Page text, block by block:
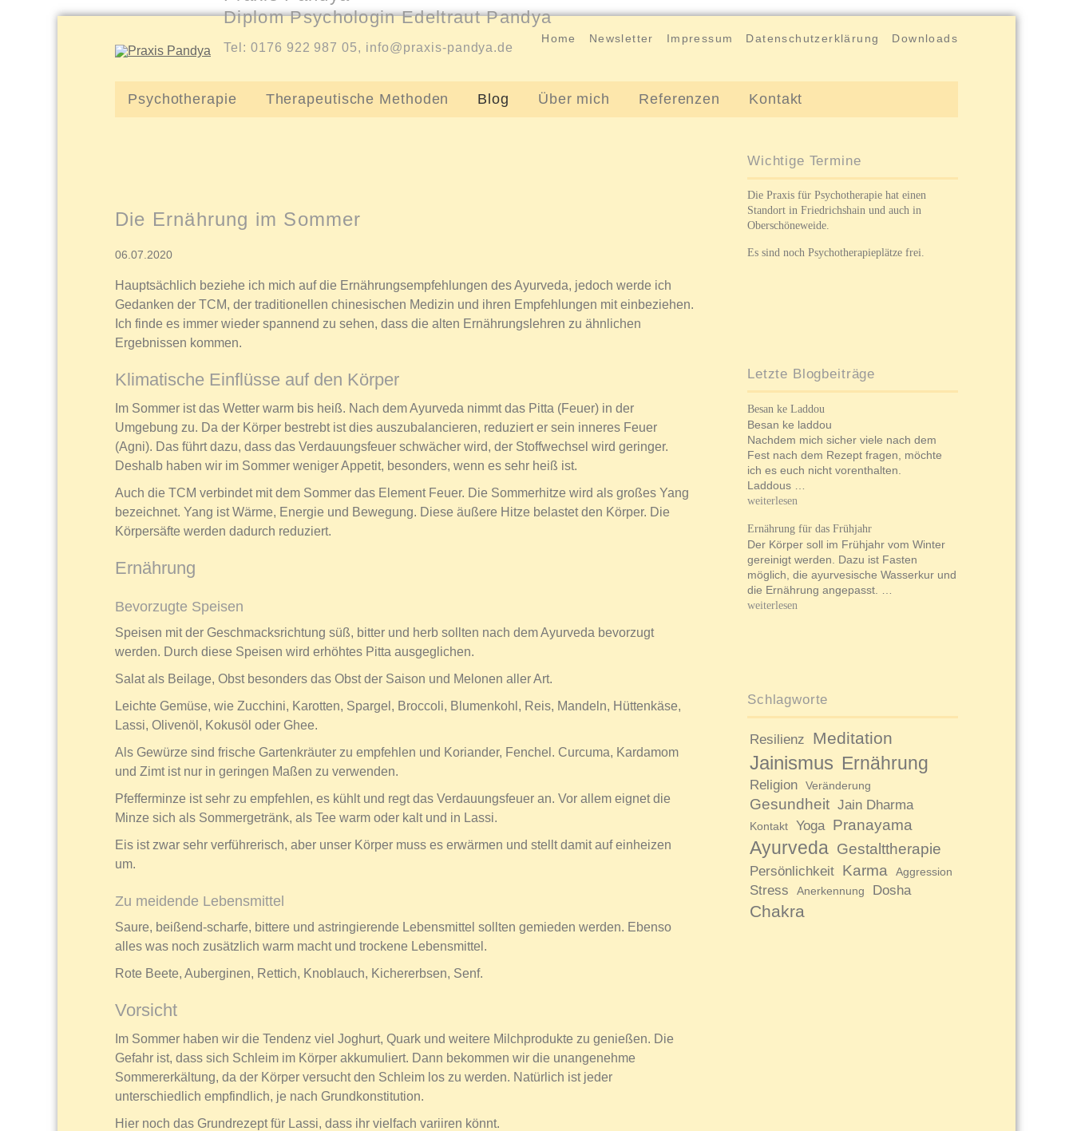
Home Newsletter Impressum Datenschutzerklärung Downloads
Diplom Psychologin Edeltraut Pandya
Tel: 0176 922 987 05, info@praxis-pandya.de
Psychotherapie Therapeutische Methoden Blog Über mich Referenzen Kontakt
Die Ernährung im Sommer
06.07.2020
Hauptsächlich beziehe ich mich auf die Ernährungsempfehlungen des Ayurveda, jedoch werde ich
Gedanken der TCM, der traditionellen chinesischen Medizin und ihren Empfehlungen mit einbeziehen.
Ich finde es immer wieder spannend zu sehen, dass die alten Ernährungslehren zu ähnlichen
Ergebnissen kommen.
Klimatische Einflüsse auf den Körper
Im Sommer ist das Wetter warm bis heiß. Nach dem Ayurveda nimmt das Pitta (Feuer) in der
Umgebung zu. Da der Körper bestrebt ist dies auszubalancieren, reduziert er sein inneres Feuer
(Agni). Das führt dazu, dass das Verdauungsfeuer schwächer wird, der Stoffwechsel wird geringer.
Deshalb haben wir im Sommer weniger Appetit, besonders, wenn es sehr heiß ist.
Auch die TCM verbindet mit dem Sommer das Element Feuer. Die Sommerhitze wird als großes Yang
bezeichnet. Yang ist Wärme, Energie und Bewegung. Diese äußere Hitze belastet den Körper. Die
Körpersäfte werden dadurch reduziert.
Ernährung
Bevorzugte Speisen
Speisen mit der Geschmacksrichtung süß, bitter und herb sollten nach dem Ayurveda bevorzugt
werden. Durch diese Speisen wird erhöhtes Pitta ausgeglichen.
Salat als Beilage, Obst besonders das Obst der Saison und Melonen aller Art.
Leichte Gemüse, wie Zucchini, Karotten, Spargel, Broccoli, Blumenkohl, Reis, Mandeln, Hüttenkäse,
Lassi, Olivenöl, Kokusöl oder Ghee.
Als Gewürze sind frische Gartenkräuter zu empfehlen und Koriander, Fenchel. Curcuma, Kardamom
und Zimt ist nur in geringen Maßen zu verwenden.
Pfefferminze ist sehr zu empfehlen, es kühlt und regt das Verdauungsfeuer an. Vor allem eignet die
Minze sich als Sommergetränk, als Tee warm oder kalt und in Lassi.
Eis ist zwar sehr verführerisch, aber unser Körper muss es erwärmen und stellt damit auf einheizen
um.
Zu meidende Lebensmittel
Saure, beißend-scharfe, bittere und astringierende Lebensmittel sollten gemieden werden. Ebenso
alles was noch zusätzlich warm macht und trockene Lebensmittel.
Rote Beete, Auberginen, Rettich, Knoblauch, Kichererbsen, Senf.
Vorsicht
Im Sommer haben wir die Tendenz viel Joghurt, Quark und weitere Milchprodukte zu genießen. Die
Gefahr ist, dass sich Schleim im Körper akkumuliert. Dann bekommen wir die unangenehme
Sommererkältung, da der Körper versucht den Schleim los zu werden. Natürlich ist jeder
unterschiedlich empfindlich, je nach Grundkonstitution.
Hier noch das Grundrezept für Lassi, dass ihr vielfach variiren könnt.
Wichtige Termine
Die Praxis für Psychotherapie hat einen
Standort in Friedrichshain und auch in
Oberschöneweide.
Es sind noch Psychotherapieplätze frei.
Letzte Blogbeiträge
Besan ke Laddou
Besan ke laddou
Nachdem mich sicher viele nach dem
Fest nach dem Rezept fragen, möchte
ich es euch nicht vorenthalten.
Laddous …
weiterlesen
Ernährung für das Frühjahr
Der Körper soll im Frühjahr vom Winter
gereinigt werden. Dazu ist Fasten
möglich, die ayurvesische Wasserkur und
die Ernährung angepasst. …
weiterlesen
Schlagworte
Resilienz Meditation
Jainismus Ernährung
Religion Veränderung
Gesundheit Jain Dharma
Kontakt Yoga Pranayama
Ayurveda Gestalttherapie
Persönlichkeit Karma Aggression
Stress Anerkennung Dosha
Chakra